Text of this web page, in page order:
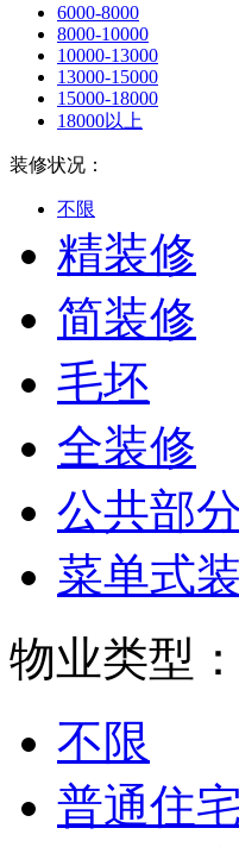
6000-8000
8000-10000
10000-13000
13000-15000
15000-18000
18000以上
装修状况：
不限
精装修
简装修
毛坯
全装修
公共部
菜单式
物业类型：
不限
普通住宅